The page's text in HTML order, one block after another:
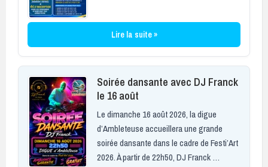
Lire la suite »
Soirée dansante avec DJ Franck
le 16 août
Le dimanche 16 août 2026, la digue
d’Ambleteuse accueillera une grande
soirée dansante dans le cadre de Festi’Art
2026. À partir de 22h50, DJ Franck …